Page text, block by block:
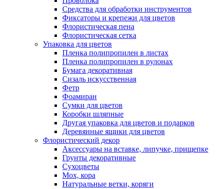
Средства для обработки инструментов
Фиксаторы и крепежи для цветов
Флористическая пена
Флористическая сетка
Упаковка для цветов
Пленка полипропилен в листах
Пленка полипропилен в рулонах
Бумага декоративная
Сизаль искусственная
Фетр
Фоамиран
Сумки для цветов
Коробки шляпные
Другая упаковка для цветов и подарков
Деревянные ящики для цветов
Флористический декор
Аксессуары на вставке, липучке, прищепке
Грунты декоративные
Сухоцветы
Мох, кора
Натуральные ветки, коряги